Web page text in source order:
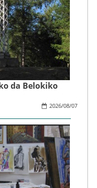
da Belokiko
2026/08/07